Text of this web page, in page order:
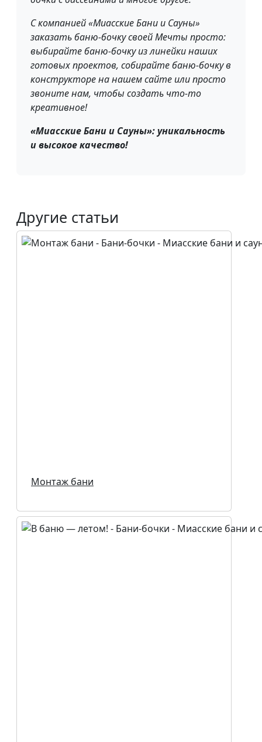
С компанией «Миасские Бани и Сауны»
заказать баню-бочку своей Мечты просто:
выбирайте баню-бочку из линейки наших
готовых проектов, собирайте баню-бочку в
конструкторе на нашем сайте или просто
звоните нам, чтобы создать что-то
креативное!
«Миасские Бани и Сауны»: уникальность
и высокое качество!
Другие статьи
Монтаж бани